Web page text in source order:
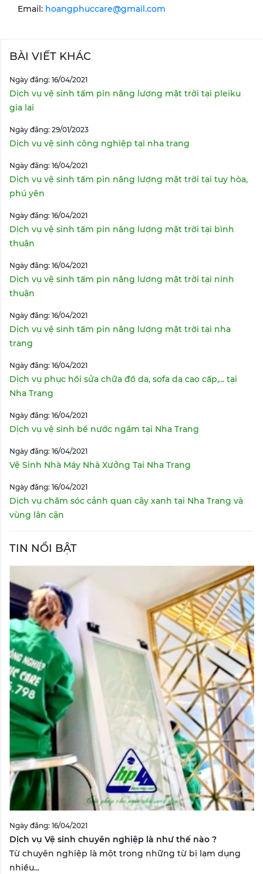
Email: hoangphuccare@gmail.com
BÀI VIẾT KHÁC
Ngày đăng: 16/04/2021
Dịch vụ vệ sinh tấm pin năng lượng mặt trời tại pleiku
gia lai
Ngày đăng: 29/01/2023
Dịch vụ vệ sinh công nghiệp tại nha trang
Ngày đăng: 16/04/2021
Dịch vụ vệ sinh tấm pin năng lượng mặt trời tại tuy hòa,
phú yên
Ngày đăng: 16/04/2021
Dịch vụ vệ sinh tấm pin năng lượng mặt trời tại bình
thuận
Ngày đăng: 16/04/2021
Dịch vụ vệ sinh tấm pin năng lượng mặt trời tại ninh
thuận
Ngày đăng: 16/04/2021
Dịch vụ vệ sinh tấm pin năng lượng mặt trời tại nha
trang
Ngày đăng: 16/04/2021
Dịch vụ phục hồi sửa chữa đồ da, sofa da cao cấp,... tại
Nha Trang
Ngày đăng: 16/04/2021
Dịch vụ vệ sinh bể nước ngầm tại Nha Trang
Ngày đăng: 16/04/2021
Vệ Sinh Nhà Máy Nhà Xưởng Tại Nha Trang
Ngày đăng: 16/04/2021
Dịch vụ chăm sóc cảnh quan cây xanh tại Nha Trang và
vùng lân cận
TIN NỔI BẬT
Ngày đăng: 16/04/2021
Dịch vụ Vệ sinh chuyên nghiệp là như thế nào ?
Từ chuyên nghiệp là một trong những từ bị lạm dụng
nhiều...